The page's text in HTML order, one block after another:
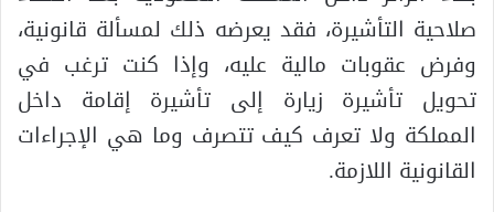
صلاحية التأشيرة، فقد يعرضه ذلك لمسألة قانونية،
وفرض عقوبات مالية عليه، وإذا كنت ترغب في
تحويل تأشيرة زيارة إلى تأشيرة إقامة داخل
المملكة ولا تعرف كيف تتصرف وما هي الإجراءات
القانونية اللازمة.